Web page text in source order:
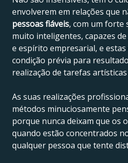
envolverem em relações que
pessoas fiáveis, com um forte
muito inteligentes, capazes de
e espírito empresarial, e estas
condição prévia para
realização de tarefas artísticas
As suas realizações
métodos minuciosamente
porque nunca deixam que os
quando estão concentrados
qualquer pessoa que tente